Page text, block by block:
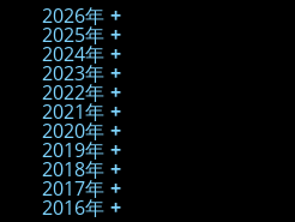
2026年
2025年
2024年
2023年
2022年
2021年
2020年
2019年
2018年
2017年
2016年